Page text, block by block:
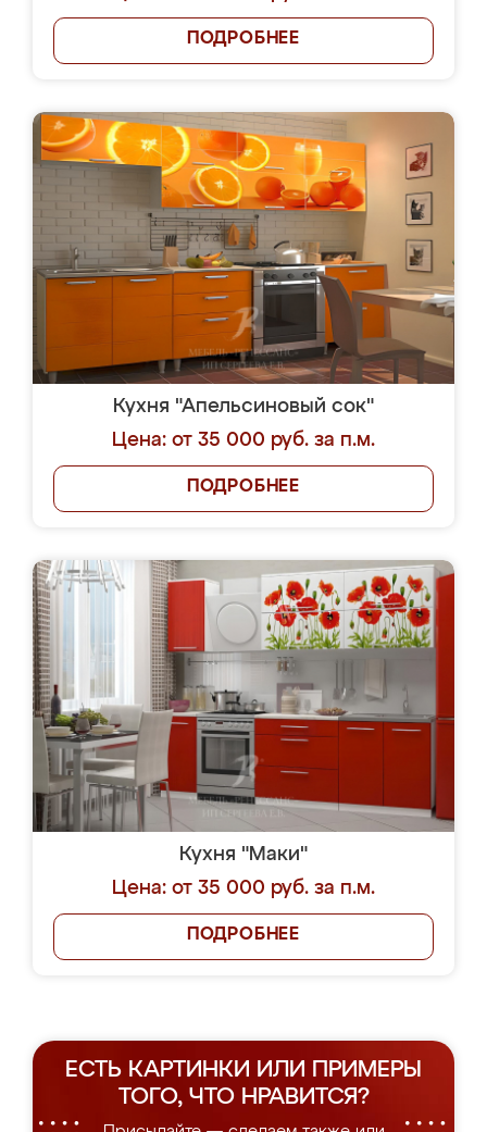
ПОДРОБНЕЕ
Кухня "Апельсиновый сок"
Цена: от 35 000 руб. за п.м.
ПОДРОБНЕЕ
Кухня "Маки"
Цена: от 35 000 руб. за п.м.
ПОДРОБНЕЕ
ЕСТЬ КАРТИНКИ ИЛИ ПРИМЕРЫ
ТОГО, ЧТО НРАВИТСЯ?